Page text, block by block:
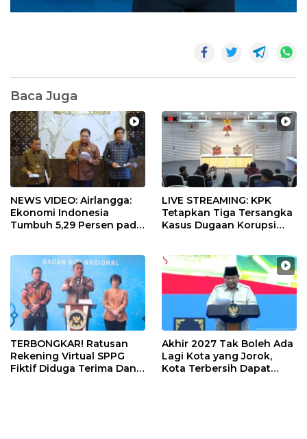
Baca Juga
NEWS VIDEO: Airlangga:
Ekonomi Indonesia
Tumbuh 5,29 Persen pada
LIVE STREAMING: KPK
Tetapkan Tiga Tersangka
Kasus Dugaan Korupsi
TERBONGKAR! Ratusan
Rekening Virtual SPPG
Fiktif Diduga Terima Dana
Akhir 2027 Tak Boleh Ada
Lagi Kota yang Jorok,
Kota Terbersih Dapat